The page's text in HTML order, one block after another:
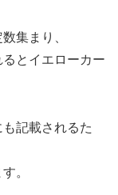
集まり、
とイエローカー
記載されるた
。